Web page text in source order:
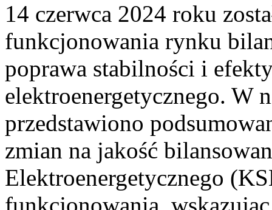
14 czerwca 2024 roku
funkcjonowania rynku
poprawa stabilności i
elektroenergetycznego. W
przedstawiono
zmian na jakość
Elektroenergetycznego